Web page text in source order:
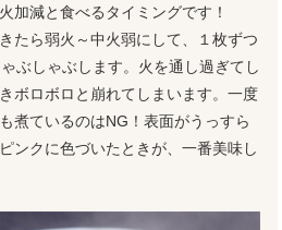
加減と食べるタイミングです！
たら弱火～中火弱にして、１枚ずつ
ぶしゃぶします。火を通し過ぎてし
ボロボロと崩れてしまいます。一度
煮ているのはNG！表面がうっすら
ンクに色づいたときが、一番美味し